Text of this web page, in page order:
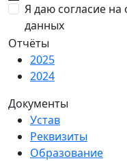
Я даю согласие
данных
Отчёты
2025
2024
Документы
Устав
Реквизиты
Образование